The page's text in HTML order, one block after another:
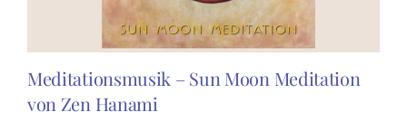
Meditationsmusik – Sun Moon Meditation
von Zen Hanami